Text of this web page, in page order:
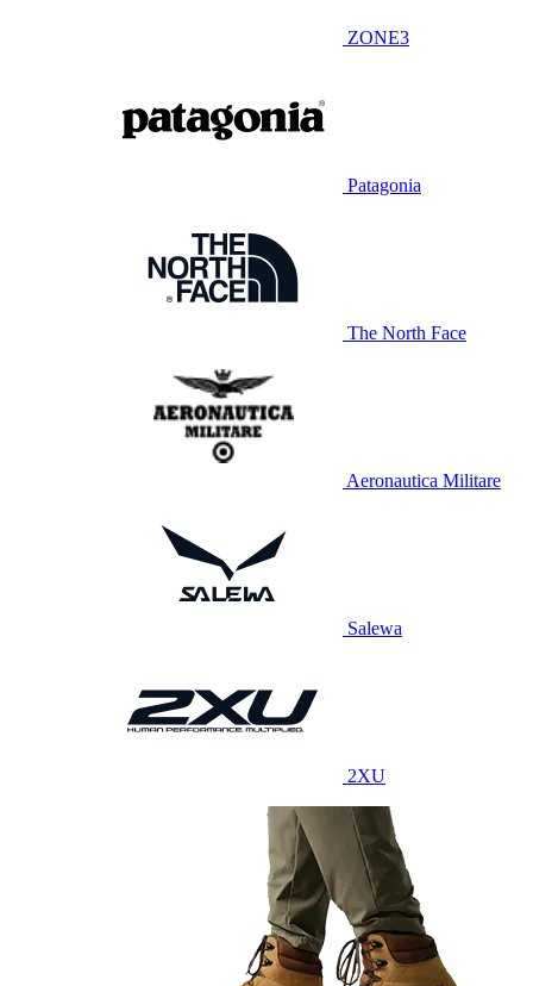
ZONE3
Patagonia
The North Face
Aeronautica Militare
Salewa
2XU